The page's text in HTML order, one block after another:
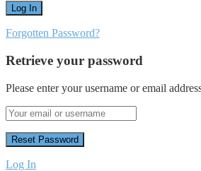
Forgotten Password?
Retrieve your password
Please enter your username or email
Log In